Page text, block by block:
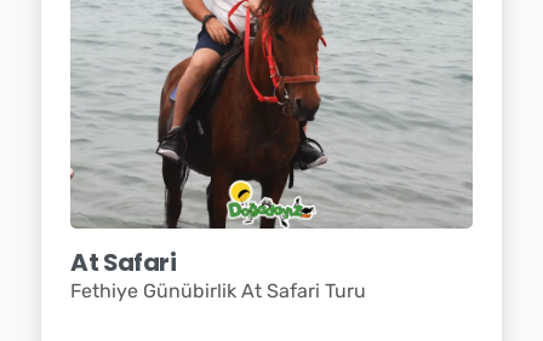
At Safari
Fethiye Günübirlik At Safari Turu
⟲ Yeniden Başlat